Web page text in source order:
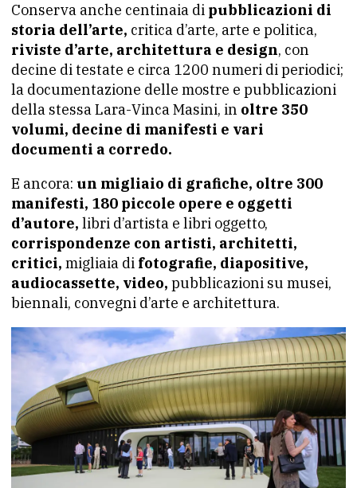
Conserva anche centinaia di pubblicazioni di
storia dell’arte, critica d’arte, arte e politica,
riviste d’arte, architettura e design, con
decine di testate e circa 1200 numeri di periodici;
la documentazione delle mostre e pubblicazioni
della stessa Lara-Vinca Masini, in oltre 350
volumi, decine di manifesti e vari
documenti a corredo.
E ancora: un migliaio di grafiche, oltre 300
manifesti, 180 piccole opere e oggetti
d’autore, libri d’artista e libri oggetto,
corrispondenze con artisti, architetti,
critici, migliaia di fotografie, diapositive,
audiocassette, video, pubblicazioni su musei,
biennali, convegni d’arte e architettura.